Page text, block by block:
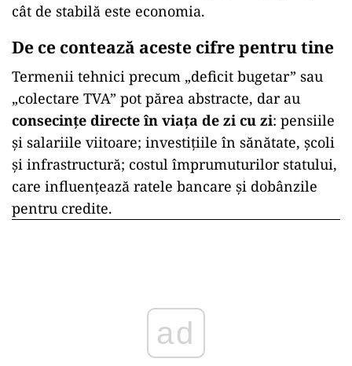
cât de stabilă este economia.
De ce contează aceste cifre pentru tine
Termenii tehnici precum „deficit bugetar” sau
„colectare TVA” pot părea abstracte, dar au
consecințe directe în viața de zi cu zi: pensiile
și salariile viitoare; investițiile în sănătate, școli
și infrastructură; costul împrumuturilor statului,
care influențează ratele bancare și dobânzile
pentru credite.
ad